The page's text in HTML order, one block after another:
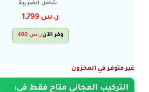
شامل الضريبة
ر.س1,799
وفر الآنر.س 400
غير متوفر في المخزون
التركيب المجاني متاح فقط في: